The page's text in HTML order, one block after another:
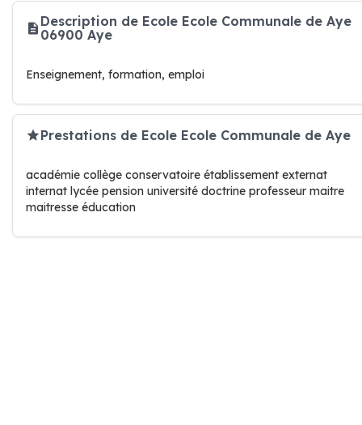
Description de Ecole Ecole Communale de Aye
06900 Aye
Enseignement, formation, emploi
Prestations de Ecole Ecole Communale de Aye
académie collège conservatoire établissement externat
internat lycée pension université doctrine professeur maitre
maitresse éducation